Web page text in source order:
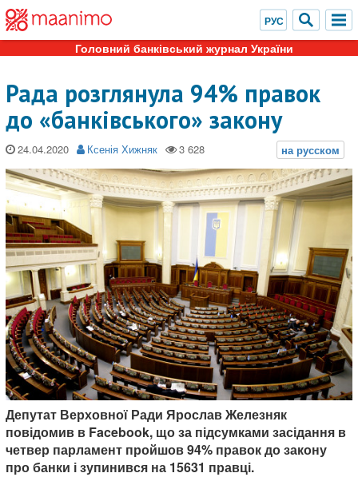
Головний банківський журнал України
Рада розглянула 94% правок
до «банківського» закону
24.04.2020 Ксенія Хижняк
Депутат Верховної Ради Ярослав Железняк
повідомив в Facebook, що за підсумками засідання в
четвер парламент пройшов 94% правок до закону
про банки і зупинився на 15631 правці.